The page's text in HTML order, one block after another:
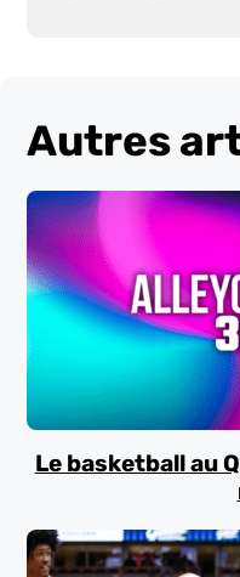
Autres
Le basketball au